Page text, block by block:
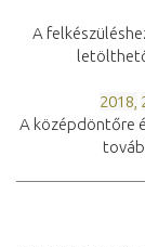
A
2018
A középdöntőre